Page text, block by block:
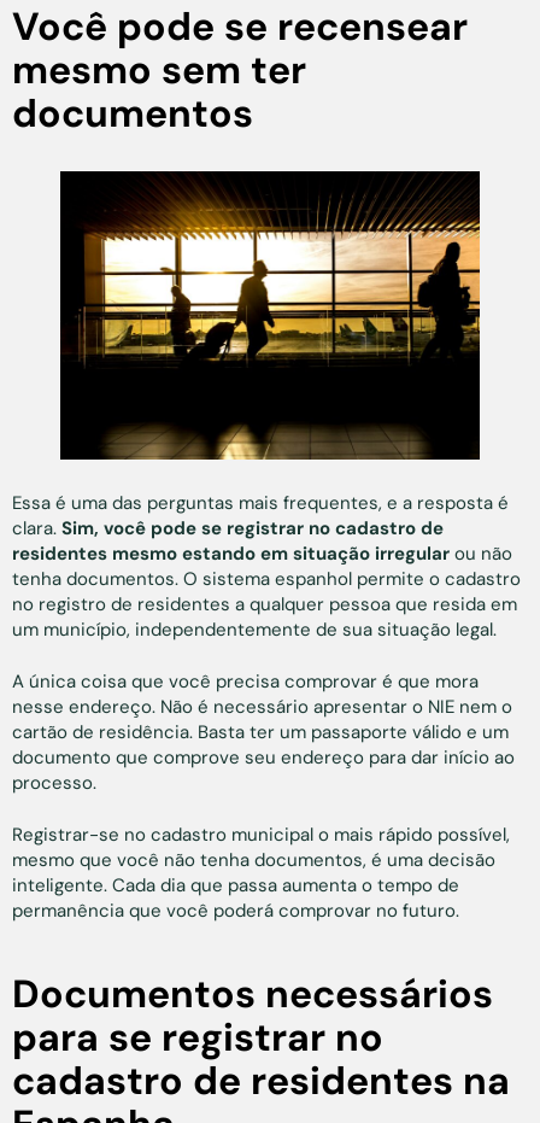
Você pode se recensear
mesmo sem ter
documentos
Essa é uma das perguntas mais frequentes, e a resposta é
clara. Sim, você pode se registrar no cadastro de
residentes mesmo estando em situação irregular ou não
tenha documentos. O sistema espanhol permite o cadastro
no registro de residentes a qualquer pessoa que resida em
um município, independentemente de sua situação legal.
A única coisa que você precisa comprovar é que mora
nesse endereço. Não é necessário apresentar o NIE nem o
cartão de residência. Basta ter um passaporte válido e um
documento que comprove seu endereço para dar início ao
processo.
Registrar-se no cadastro municipal o mais rápido possível,
mesmo que você não tenha documentos, é uma decisão
inteligente. Cada dia que passa aumenta o tempo de
permanência que você poderá comprovar no futuro.
Documentos necessários
para se registrar no
cadastro de residentes na